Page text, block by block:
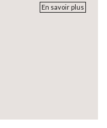
En savoir plus